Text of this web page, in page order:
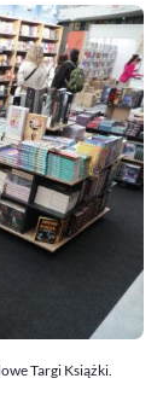
Targi Książki.